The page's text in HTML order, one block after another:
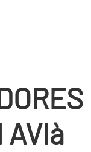
AVIà